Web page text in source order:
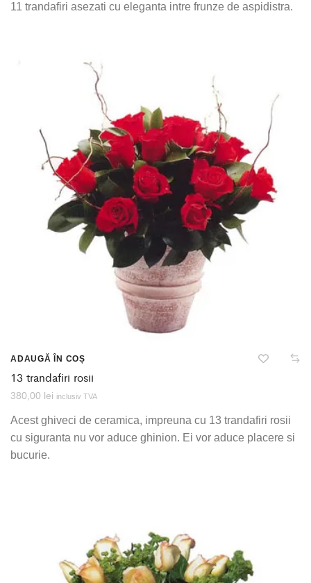
11 trandafiri asezati cu eleganta intre frunze de aspidistra.
ADAUGĂ ÎN COȘ
13 trandafiri rosii
380,00 lei inclusiv TVA
Acest ghiveci de ceramica, impreuna cu 13 trandafiri rosii
cu siguranta nu vor aduce ghinion. Ei vor aduce placere si
bucurie.